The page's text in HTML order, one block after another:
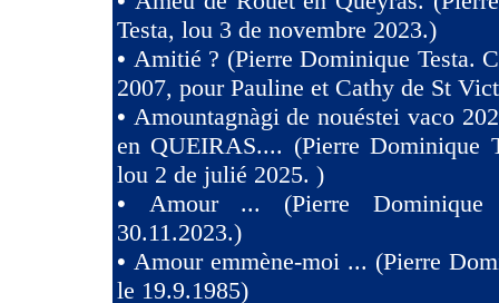
Testa, lou 3 de novembre 2023.)
• Amitié ? (Pierre Dominique Testa.
2007, pour Pauline et Cathy de St
• Amountagnàgi de nouéstei vaco
en QUEIRAS.... (Pierre Dominique
lou 2 de julié 2025. )
• Amour ... (Pierre Dominique
30.11.2023.)
• Amour emmène-moi ... (Pierre
le 19.9.1985)